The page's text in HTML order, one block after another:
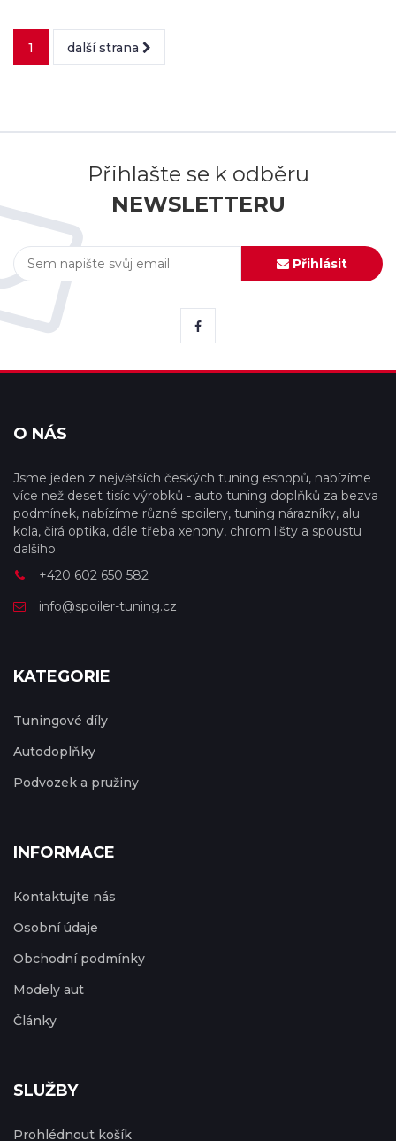
1 další strana
Přihlašte se k odběru
NEWSLETTERU
Přihlásit
O NÁS
Jsme jeden z největších českých tuning eshopů, nabízíme
více než deset tisíc výrobků - auto tuning doplňků za bezva
podmínek, nabízíme různé spoilery, tuning nárazníky, alu
kola, čirá optika, dále třeba xenony, chrom lišty a spoustu
dalšího.
+420 602 650 582
info@spoiler-tuning.cz
KATEGORIE
Tuningové díly
Autodoplňky
Podvozek a pružiny
INFORMACE
Kontaktujte nás
Osobní údaje
Obchodní podmínky
Modely aut
Články
SLUŽBY
Prohlédnout košík